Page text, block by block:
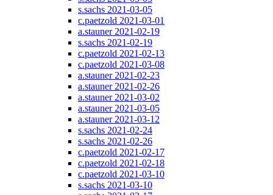
s.sachs 2021-03-05
c.paetzold 2021-03-01
a.stauner 2021-02-19
s.sachs 2021-02-19
c.paetzold 2021-02-13
c.paetzold 2021-03-08
a.stauner 2021-02-23
a.stauner 2021-02-26
a.stauner 2021-03-02
a.stauner 2021-03-05
a.stauner 2021-03-12
s.sachs 2021-02-24
s.sachs 2021-02-26
c.paetzold 2021-02-17
c.paetzold 2021-02-18
c.paetzold 2021-03-10
s.sachs 2021-03-10